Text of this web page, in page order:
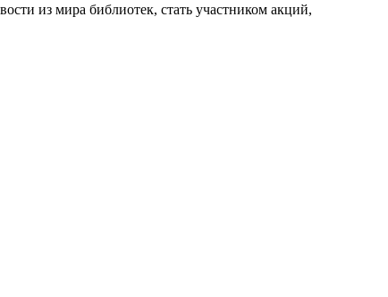
из мира библиотек, стать участником акций,